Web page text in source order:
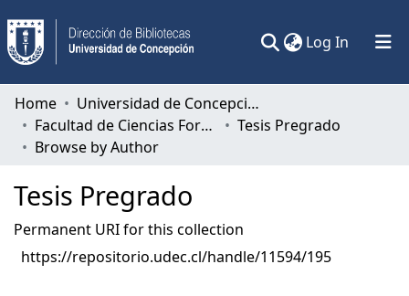
Log In (current)
Communities & Collections
All of DSpace
Home
Universidad de Concepción
Facultad de Ciencias Forestales
Tesis Pregrado
Browse by Author
Tesis Pregrado
Permanent URI for this collection
https://repositorio.udec.cl/handle/11594/195